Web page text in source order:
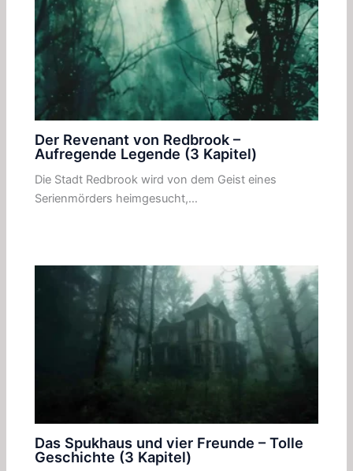
Der Revenant von Redbrook –
Aufregende Legende (3 Kapitel)
Die Stadt Redbrook wird von dem Geist eines
Serienmörders heimgesucht,…
Das Spukhaus und vier Freunde – Tolle
Geschichte (3 Kapitel)